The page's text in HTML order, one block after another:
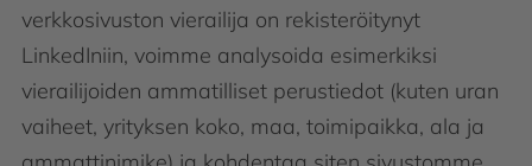
verkkosivuston vierailija on rekisteröitynyt
LinkedIniin, voimme analysoida esimerkiksi
vierailijoiden ammatilliset perustiedot (kuten uran
vaiheet, yrityksen koko, maa, toimipaikka, ala ja